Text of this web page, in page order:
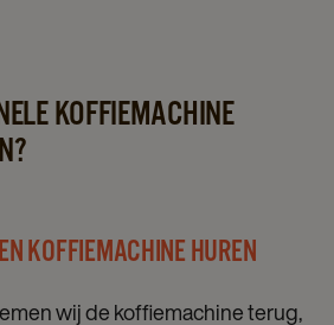
KOFFIEMACHINE
KOFFIEMACHINE HUREN
wij de koffiemachine terug,